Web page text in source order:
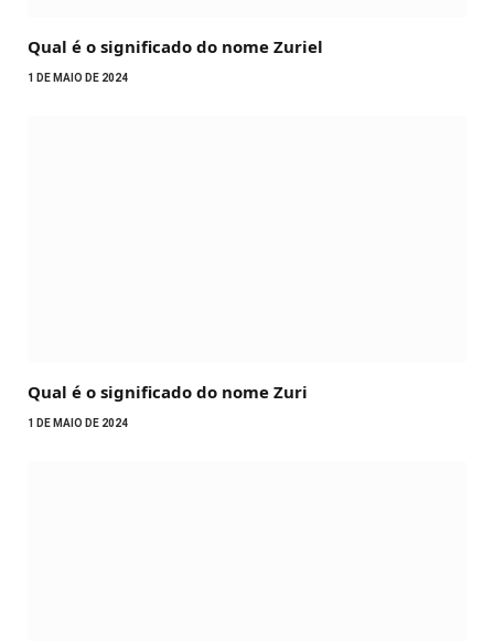
Qual é o significado do nome Zuriel
1 DE MAIO DE 2024
Qual é o significado do nome Zuri
1 DE MAIO DE 2024